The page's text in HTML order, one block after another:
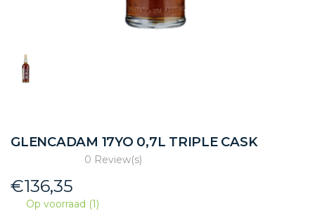
GLENCADAM 17YO 0,7L TRIPLE CASK
0 Review(s)
€136,35
Op voorraad (1)